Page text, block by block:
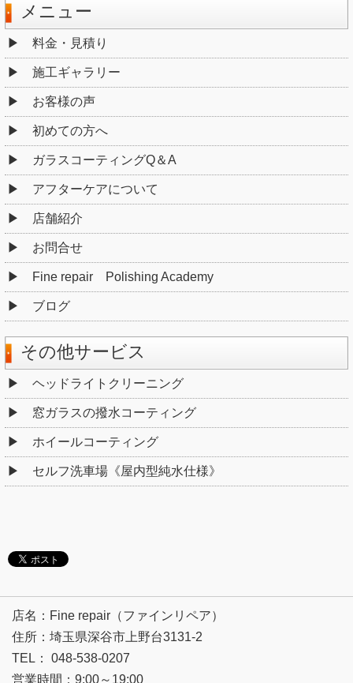
メニュー
料金・見積り
施工ギャラリー
お客様の声
初めての方へ
ガラスコーティングQ＆A
アフターケアについて
店舗紹介
お問合せ
Fine repair Polishing Academy
ブログ
その他サービス
ヘッドライトクリーニング
窓ガラスの撥水コーティング
ホイールコーティング
セルフ洗車場《屋内型純水仕様》
店名：Fine repair（ファインリペア）
住所：埼玉県深谷市上野台3131-2
TEL： 048-538-0207
営業時間：9:00～19:00